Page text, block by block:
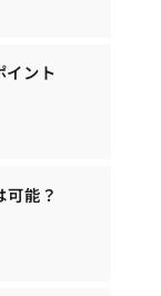
イント
可能？